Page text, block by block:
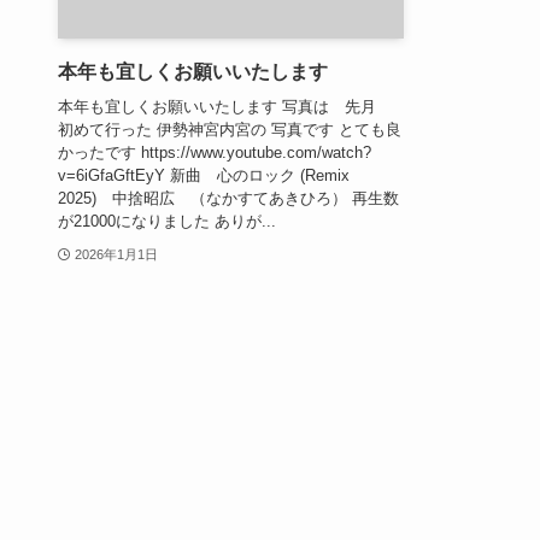
本年も宜しくお願いいたします
本年も宜しくお願いいたします 写真は 先月
初めて行った 伊勢神宮内宮の 写真です とても良
かったです https://www.youtube.com/watch?
v=6iGfaGftEyY 新曲 心のロック (Remix
2025) 中捨昭広 （なかすてあきひろ） 再生数
が21000になりました ありが...
2026年1月1日